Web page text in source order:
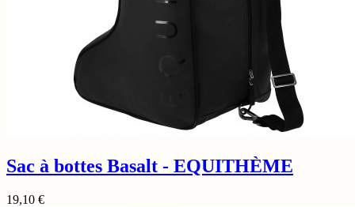
Sac à bottes Basalt - EQUITHÈME
19,10 €